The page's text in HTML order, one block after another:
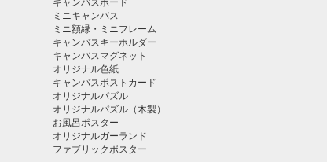
キャンバスボード
ミニキャンバス
ミニ額縁・ミニフレーム
キャンバスキーホルダー
キャンバスマグネット
オリジナル色紙
キャンバスポストカード
オリジナルパズル
オリジナルパズル（木製）
お風呂ポスター
オリジナルガーランド
ファブリックポスター